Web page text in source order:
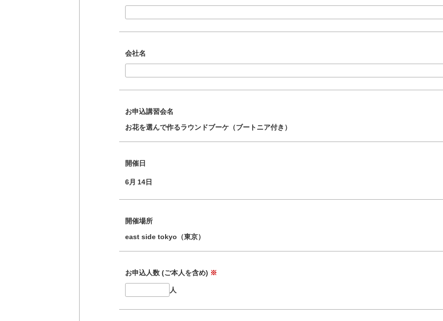
会社名
お申込講習会名
お花を選んで作るラウンドブーケ（ブートニア付き）
開催日
6月 14日
開催場所
east side tokyo（東京）
お申込人数 (ご本人を含め) ※
人